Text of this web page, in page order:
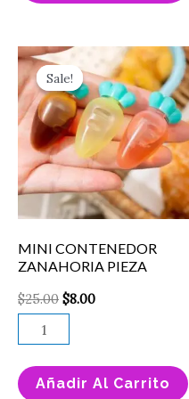
Sale!
Sale!
MINI CONTENEDOR
ZANAHORIA PIEZA
$25.00
Original
price
was:
$25.00.
$8.00
Current
price
is:
$8.00.
MINI
CONTENEDOR
ZANAHORIA
PIEZA
cantidad
Añadir Al Carrito